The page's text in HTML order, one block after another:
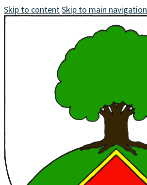
Skip to contentSkip to main navigation